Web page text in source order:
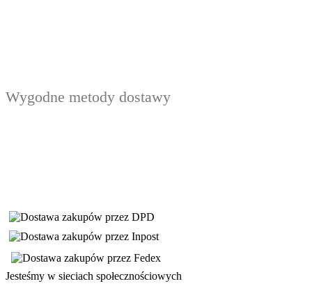
Wygodne metody dostawy
Jesteśmy w sieciach społecznościowych